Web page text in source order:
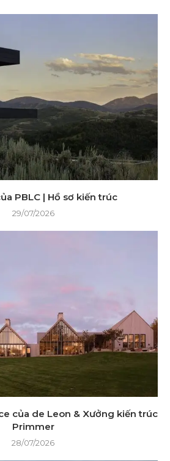
PBLC | Hồ sơ kiến ​​trúc
29/07/2026
của de Leon & Xưởng kiến ​​trúc
Primmer
28/07/2026